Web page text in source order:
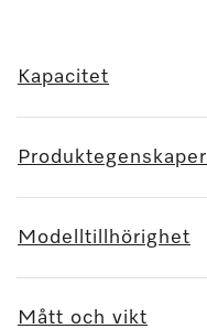
Kapacitet
Produktegenskaper
Modelltillhörighet
Mått och vikt